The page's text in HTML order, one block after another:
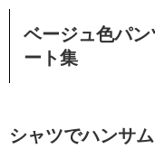
ベージュ色パ
ート集
シャツでハンサ